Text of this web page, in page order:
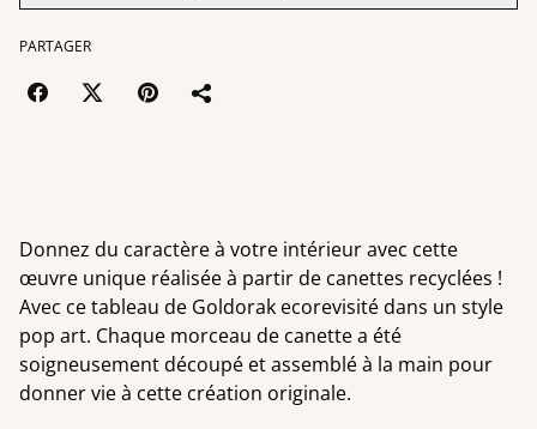
PARTAGER
Donnez du caractère à votre intérieur avec cette
œuvre unique réalisée à partir de canettes recyclées !
Avec ce tableau de Goldorak ecorevisité dans un style
pop art. Chaque morceau de canette a été
soigneusement découpé et assemblé à la main pour
donner vie à cette création originale.